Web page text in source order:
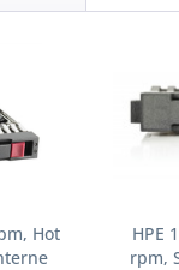
Hot
HPE
rpm,